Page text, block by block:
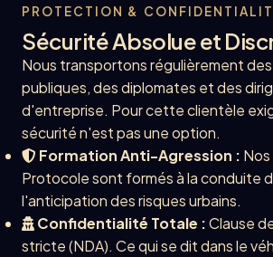
PROTECTION &
Sécurité Absolue et
Nous transportons régulièrement
publiques, des diplomates et des
d'entreprise. Pour cette clientèle
sécurité n'est pas une option.
Formation Anti-Agression :
Protocole sont formés à la conduite
l'anticipation des risques urbains.
Confidentialité Totale :Clause
stricte (NDA). Ce qui se dit dans le